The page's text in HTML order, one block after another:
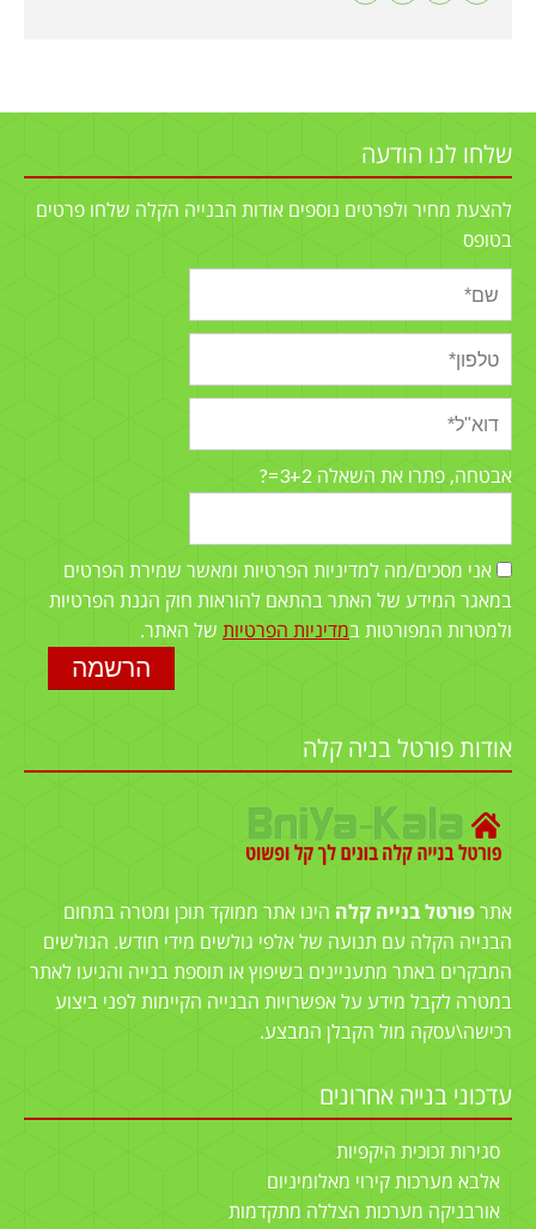
שלחו לנו הודעה
להצעת מחיר ולפרטים נוספים אודות הבנייה הקלה שלחו פרטים
בטופס
אבטחה, פתרו את השאלה 3+2=?
אני מסכים/מה למדיניות הפרטיות ומאשר שמירת הפרטים
במאגר המידע של האתר בהתאם להוראות חוק הגנת הפרטיות
ולמטרות המפורטות במדיניות הפרטיות של האתר.
אודות פורטל בניה קלה
אתר פורטל בנייה קלה הינו אתר ממוקד תוכן ומטרה בתחום
הבנייה הקלה עם תנועה של אלפי גולשים מידי חודש. הגולשים
המבקרים באתר מתעניינים בשיפוץ או תוספת בנייה והגיעו לאתר
במטרה לקבל מידע על אפשרויות הבנייה הקיימות לפני ביצוע
רכישה\עסקה מול הקבלן המבצע.
עדכוני בנייה אחרונים
סגירות זכוכית היקפיות
אלבא מערכות קירוי מאלומיניום
אורבניקה מערכות הצללה מתקדמות